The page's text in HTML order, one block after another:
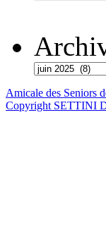
Amicale des Seniors
Copyright SETTINI